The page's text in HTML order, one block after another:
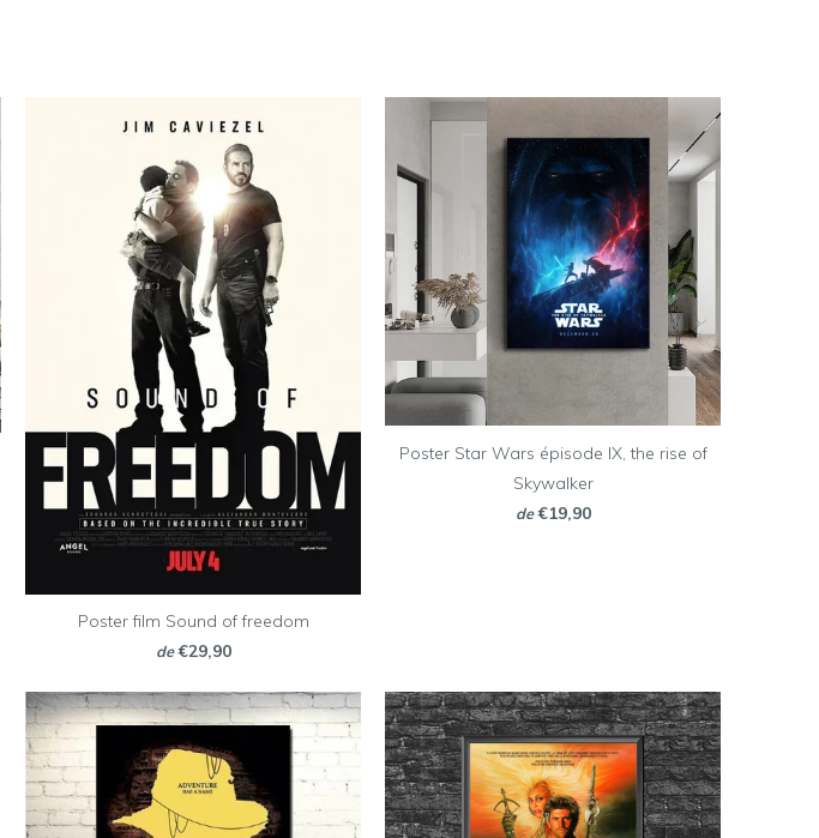
Poster film Sound of freedom
de €29,90
Poster Star Wars épisode IX, the rise of
Skywalker
de €19,90